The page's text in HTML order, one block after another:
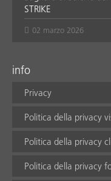
STRIKE
02 marzo 2026
info
Privacy
Politica della privacy
Politica della privacy
Politica della privacy